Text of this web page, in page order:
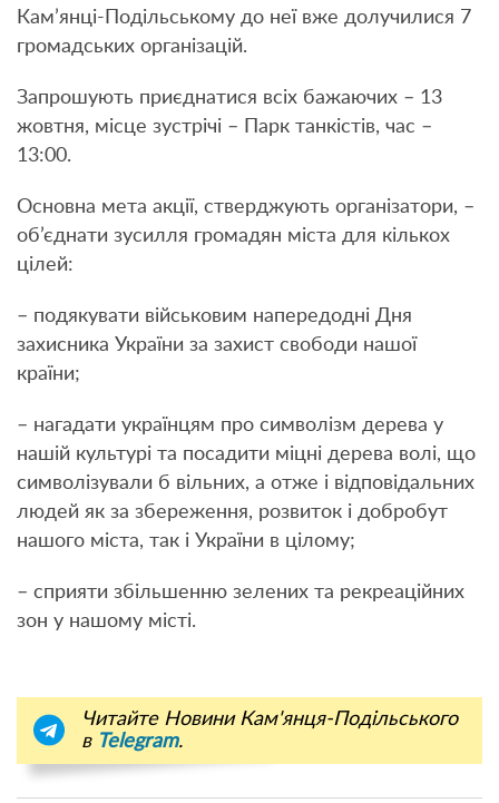
Кам’янці-Подільському до неї вже долучилися 7
громадських організацій.
Запрошують приєднатися всіх бажаючих – 13
жовтня, місце зустрічі – Парк танкістів, час –
13:00.
Основна мета акції, стверджують організатори, –
об’єднати зусилля громадян міста для кількох
цілей:
– подякувати військовим напередодні Дня
захисника України за захист свободи нашої
країни;
– нагадати українцям про символізм дерева у
нашій культурі та посадити міцні дерева волі, що
символізували б вільних, а отже і відповідальних
людей як за збереження, розвиток і добробут
нашого міста, так і України в цілому;
– сприяти збільшенню зелених та рекреаційних
зон у нашому місті.
Читайте Новини Кам'янця-Подільського
в Telegram.